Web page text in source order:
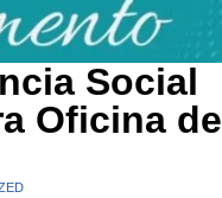
Social
Oficina de